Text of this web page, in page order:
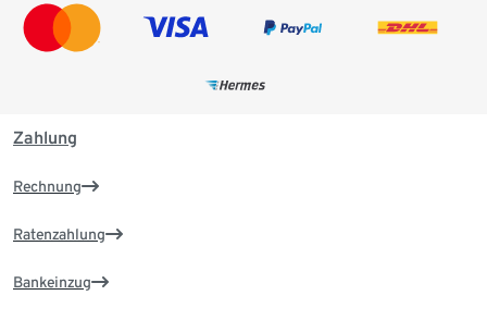
Zahlung
Rechnung
Ratenzahlung
Bankeinzug